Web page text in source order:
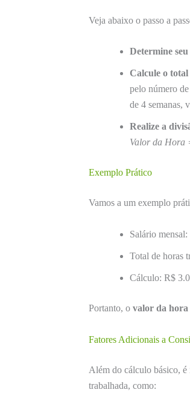
Veja abaixo o passo a
Determine
Calcule o
pelo número
de 4 semanas,
Realize a
Valor da Hora
Exemplo Prático
Vamos a um exemplo
Salário
Total de horas
Cálculo: R$
Portanto, o valor da
Fatores Adicionais a
Além do cálculo básico,
trabalhada, como: